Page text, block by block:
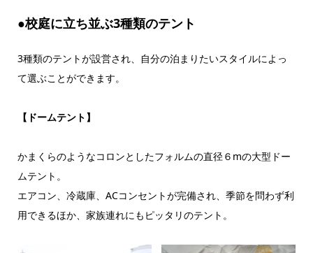
●校庭に立ち並ぶ3種類のテント
3種類のテントが設営され、自分の泊まりたいスタイルによっ
て選ぶことができます。
【ドームテント】
かまくらのようなコロンとしたフォルムの直径６mの大型ドー
ムテント。
​エアコン、冷蔵庫、ACコンセントが完備され、季節を問わず利
用できるほか、家族連れにもピッタリのテント。